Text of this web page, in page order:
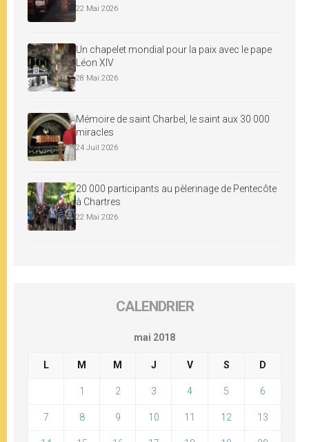
22 Mai 2026
Un chapelet mondial pour la paix avec le pape
Léon XIV
28 Mai 2026
Mémoire de saint Charbel, le saint aux 30 000
miracles
24 Juil 2026
20 000 participants au pèlerinage de Pentecôte
à Chartres
22 Mai 2026
CALENDRIER
mai 2018
L M M J V S D
1 2 3 4 5 6
7 8 9 10 11 12 13